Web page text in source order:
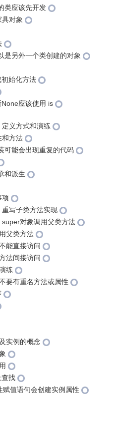
类应该先开发
对象
是另外一个类创建的对象
始化方法
应该使用 is
义方式和演练
和方法
可能会出现重复的代码
和派生
项
写子类方法实现
对象调用父类方法
父类方法
能直接访问
法间接访问
练
要有重名方法或属性
实例的概念
找
值语句会创建实例属性